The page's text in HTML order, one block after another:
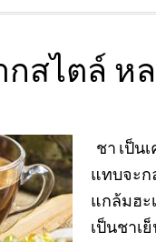
สไตล์ ห
ชา เป็น
แทบจะก
แกล้มฮะ
เป็นชาเ